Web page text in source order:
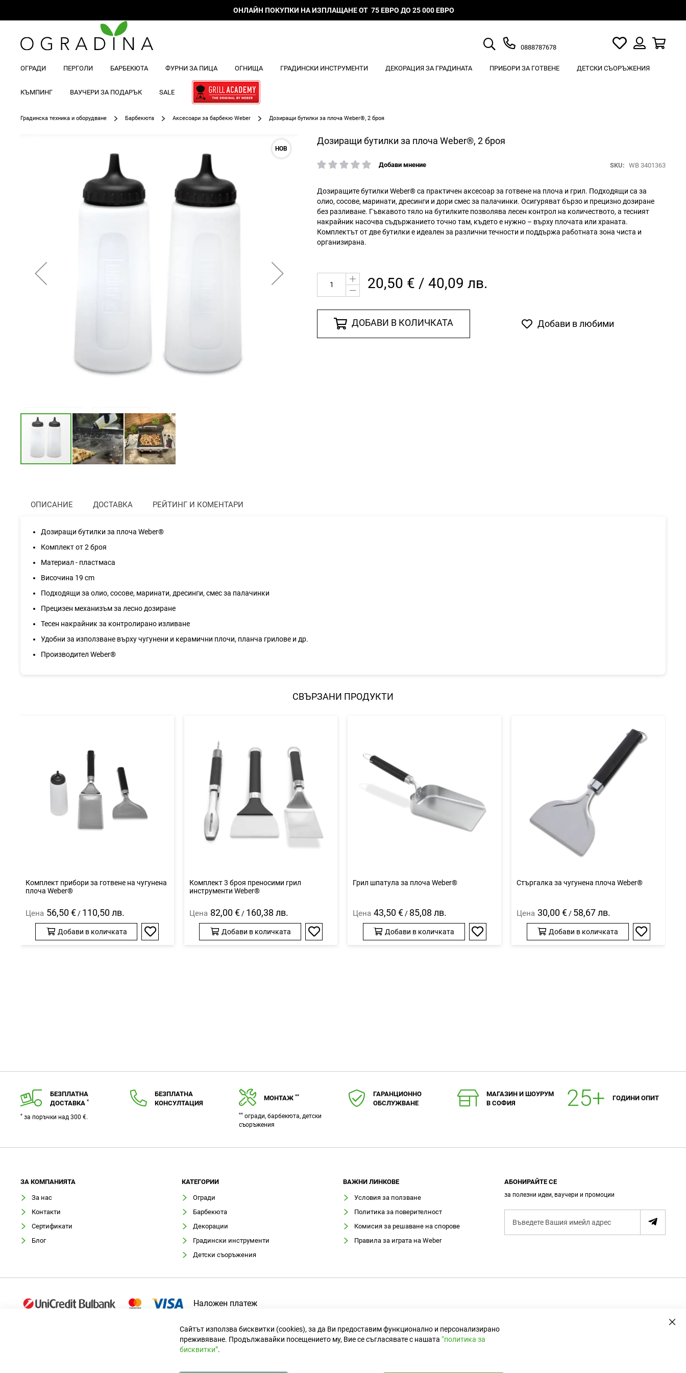
ОНЛАЙН ПОКУПКИ НА ИЗПЛАЩАНЕ ОТ 75 ЕВРО ДО 25 000 ЕВРО
Търсене
0888787678
Моят
списък
любими
ОГРАДИ ПЕРГОЛИ БАРБЕКЮТА ФУРНИ ЗА ПИЦА ОГНИЩА ГРАДИНСКИ ИНСТРУМЕНТИ ДЕКОРАЦИЯ ЗА ГРАДИНАТА ПРИБОРИ ЗА ГОТВЕНЕ ДЕТСКИ СЪОРЪЖЕНИЯ
КЪМПИНГ ВАУЧЕРИ ЗА ПОДАРЪК SALE
Градинска техника и оборудване Барбекюта Аксесоари за барбекю Weber Дозиращи бутилки за плоча Weber®, 2 броя
Дозиращи бутилки за плоча Weber®, 2 броя
рейтинг:
Добави мнение SKU WB 3401363
Дозиращите бутилки Weber® са практичен аксесоар за готвене на плоча и грил. Подходящи са за
олио, сосове, маринати, дресинги и дори смес за палачинки. Осигуряват бързо и прецизно дозиране
без разливане. Гъвкавото тяло на бутилките позволява лесен контрол на количеството, а тесният
накрайник насочва съдържанието точно там, където е нужно – върху плочата или храната.
Комплектът от две бутилки е идеален за различни течности и поддържа работната зона чиста и
организирана.
20,50 € / 40,09 лв.
ДОБАВИ В КОЛИЧКАТА Добави в любими
НОВ
снимки
ОПИСАНИЕ
Дозиращи бутилки за плоча Weber®
Комплект от 2 броя
Материал - пластмаса
Височина 19 cm
Подходящи за олио, сосове, маринати, дресинги, смес за палачинки
Прецизен механизъм за лесно дозиране
Тесен накрайник за контролирано изливане
Удобни за използване върху чугунени и керамични плочи, планча грилове и др.
Производител Weber®
ДОСТАВКА РЕЙТИНГ И КОМЕНТАРИ
СВЪРЗАНИ ПРОДУКТИ
Комплект прибори за готвене на чугунена
плоча Weber®
Цена 56,50 € / 110,50 лв.
Добави в количката
Добави
Комплект 3 броя преносими грил
инструменти Weber®
Цена 82,00 € / 160,38 лв.
Добави в количката
Добави
Грил шпатула за плоча Weber®
Цена 43,50 € / 85,08 лв.
Добави в количката
Добави
Стъргалка за чугунена плоча Weber®
Цена 30,00 € / 58,67 лв.
Добави в количката
Добави
БЕЗПЛАТНА
ДОСТАВКА *
* за поръчки над 300 €.
БЕЗПЛАТНА
КОНСУЛТАЦИЯ
МОНТАЖ **
** огради, барбекюта, детски
съоръжения
ГАРАНЦИОННО
ОБСЛУЖВАНЕ
МАГАЗИН И ШОУРУМ
В СОФИЯ
ГОДИНИ ОПИТ
ЗA КОМПАНИЯТА
За нас
Контакти
Сертификати
Блог
КАТЕГОРИИ
Огради
Барбекюта
Декорации
Градински инструменти
Детски съоръжения
ВАЖНИ ЛИНКОВЕ
Условия за ползване
Политика за поверителност
Комисия за решаване на спорове
Правила за играта на Weber
АБОНИРАЙТЕ СЕ
за полезни идеи, ваучери и промоции
А
о
н
Наложен платеж
Сайтът използва бисквитки (cookies), за да Ви предоставим функционално и персонализирано
преживяване. Продължавайки посещението му, Вие се съгласявате с нашата “политика за
бисквитки”.